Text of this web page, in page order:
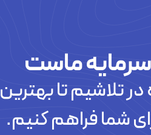
ماست
تلاشیم تا بهترین
شما فراهم کنیم.